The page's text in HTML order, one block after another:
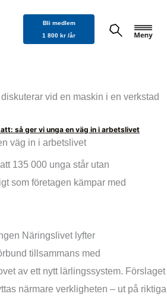
Bli medlem
1 800 kr /år
så ger vi unga en väg in i arbetslivet
väg in i arbetslivet
135 000 unga står utan
som företagen kämpar med
Näringslivet lyfter
tillsammans med
av ett nytt lärlingssystem. Förslaget
närmare verkligheten – ut på riktiga